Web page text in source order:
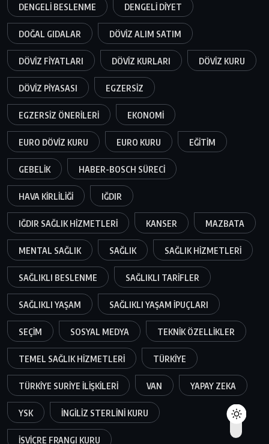
DENGELI BESLENME DENGELI DIYET
DOĞAL GIDALAR DÖVIZ ALIM SATIM
DÖVIZ FIYATLARI DÖVIZ KURLARI DÖVIZ KURU
DÖVIZ PIYASASI EGZERSIZ
EGZERSIZ ÖNERILERI EKONOMI
EURO DÖVIZ KURU EURO KURU EĞITIM
GEBELIK HABER-BOSCH SÜRECI
HAVA KIRLILIĞI IĞDIR
IĞDIR SAĞLIK HIZMETLERI KANSER MAZBATA
MENTAL SAĞLIK SAĞLIK SAĞLIK HIZMETLERI
SAĞLIKLI BESLENME SAĞLIKLI TARIFLER
SAĞLIKLI YAŞAM SAĞLIKLI YAŞAM IPUÇLARI
SEÇIM SOSYAL MEDYA TEKNIK ÖZELLIKLER
TEMEL SAĞLIK HIZMETLERI TÜRKIYE
TÜRKIYE SURIYE ILIŞKILERI VAN YAPAY ZEKA
YSK İNGILIZ STERLINI KURU
İSVIÇRE FRANGI KURU